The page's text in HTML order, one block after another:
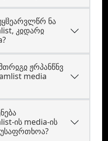
ნა
კჲდარჲ
ჟრპანწნვ
media
ის media-ის